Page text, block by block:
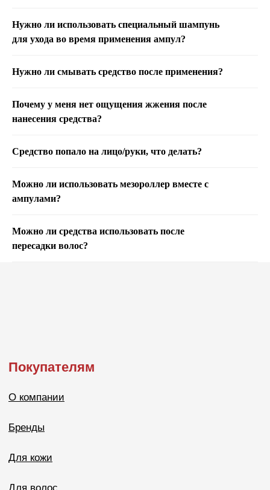
Нужно ли использовать специальный шампунь
для ухода во время применения ампул?
Нужно ли смывать средство после применения?
Почему у меня нет ощущения жжения после
нанесения средства?
Средство попало на лицо/руки, что делать?
Можно ли использовать мезороллер вместе с
ампулами?
Можно ли средства использовать после
пересадки волос?